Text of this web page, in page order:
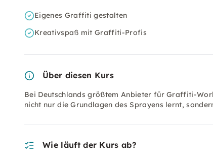
Eigenes Graffiti gestalten
Kreativspaß mit Graffiti-Profis
Über diesen Kurs
Bei Deutschlands größtem Anbieter für Graffiti-
nicht nur die Grundlagen des Sprayens lernt,
Wie läuft der Kurs ab?